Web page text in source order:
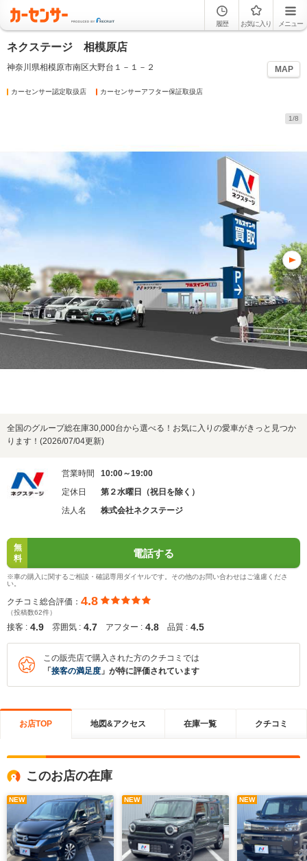
履歴 お気に入り メニュー
ネクステージ 相模原店
神奈川県相模原市南区大野台１－１－２ MAP
カーセンサー認定取扱店 カーセンサーアフター保証取扱店
1/8
全国のグループ総在庫30,000台から選べる！お気に入りの愛車がきっと見つか
ります！(2026/07/04更新)
営業時間
10:00～19:00
定休日
第２水曜日（祝日を除く）
法人名
株式会社ネクステージ
無
料
電話する
※車の購入に関するご相談・確認専用ダイヤルです。その他のお問い合わせはご遠慮くださ
い。
クチコミ総合評価： 4.8
（投稿数62件）
接客 : 4.9 雰囲気 : 4.7 アフター : 4.8 品質 : 4.5
この販売店で購入された方のクチコミでは
「 接客の満足度 」が特に評価されています
お店TOP 地図&アクセス 在庫一覧 クチコミ
このお店の在庫
NEW NEW NEW